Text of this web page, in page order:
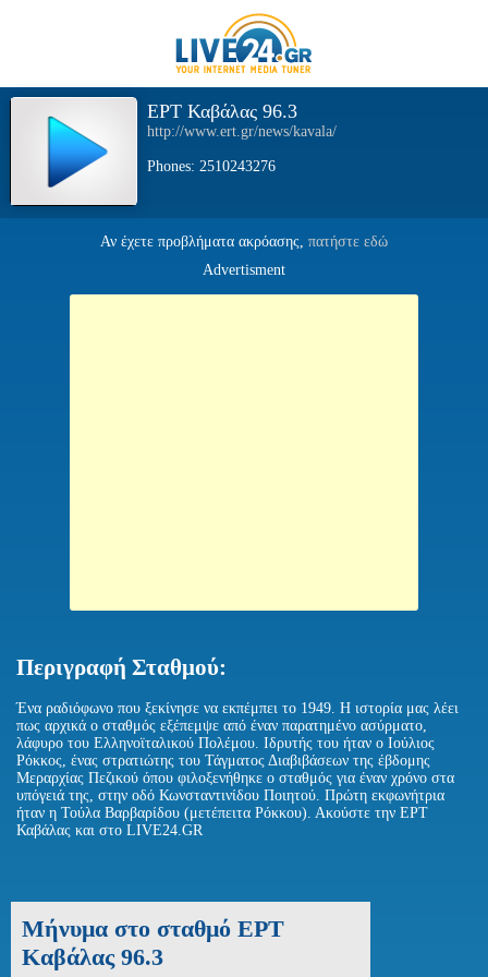
ΕΡΤ Καβάλας 96.3
http://www.ert.gr/news/kavala/
Phones: 2510243276
Αν έχετε προβλήματα ακρόασης, πατήστε εδώ
Advertisment
Περιγραφή Σταθμού:
Ένα ραδιόφωνο που ξεκίνησε να εκπέμπει το 1949. Η ιστορία μας λέει
πως αρχικά ο σταθμός εξέπεμψε από έναν παρατημένο ασύρματο,
λάφυρο του Ελληνοϊταλικού Πολέμου. Ιδρυτής του ήταν ο Ιούλιος
Ρόκκος, ένας στρατιώτης του Τάγματος Διαβιβάσεων της έβδομης
Μεραρχίας Πεζικού όπου φιλοξενήθηκε ο σταθμός για έναν χρόνο στα
υπόγειά της, στην οδό Κωνσταντινίδου Ποιητού. Πρώτη εκφωνήτρια
ήταν η Τούλα Βαρβαρίδου (μετέπειτα Ρόκκου). Ακούστε την ΕΡΤ
Καβάλας και στο LIVE24.GR
Μήνυμα στο σταθμό ΕΡΤ
Καβάλας 96.3